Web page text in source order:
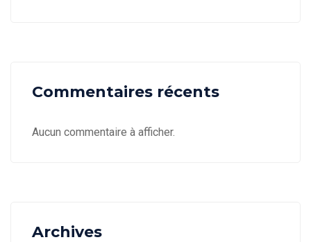
Commentaires récents
Aucun commentaire à afficher.
Archives